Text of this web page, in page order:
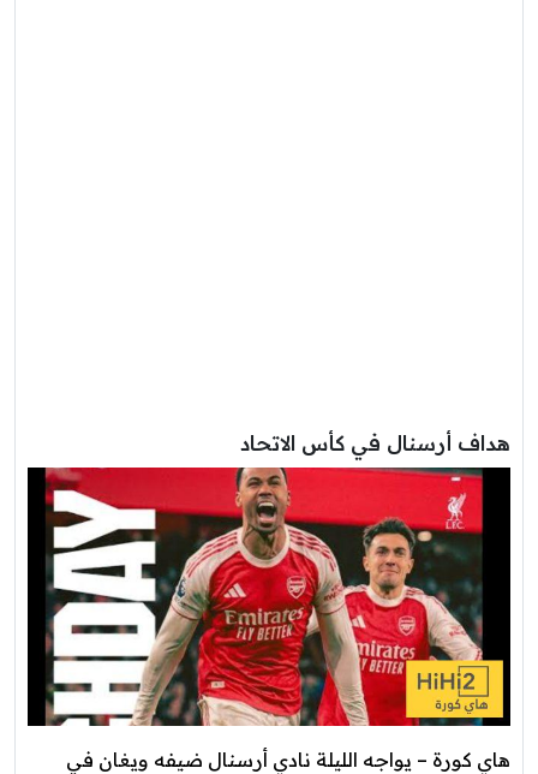
هداف أرسنال في كأس الاتحاد
هاي كورة – يواجه الليلة نادي أرسنال ضيفه ويغان في